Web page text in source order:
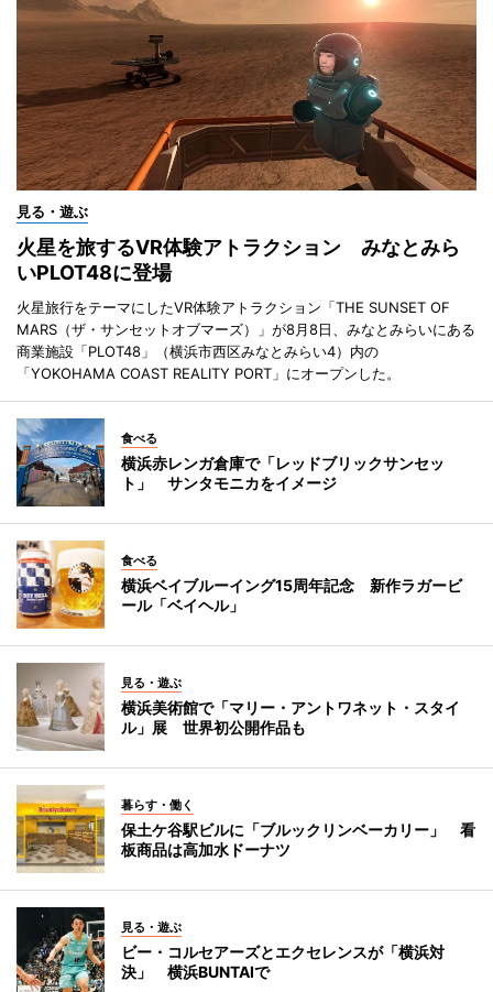
見る・遊ぶ
火星を旅するVR体験アトラクション みなとみら
いPLOT48に登場
火星旅行をテーマにしたVR体験アトラクション「THE SUNSET OF
MARS（ザ・サンセットオブマーズ）」が8月8日、みなとみらいにある
商業施設「PLOT48」（横浜市西区みなとみらい4）内の
「YOKOHAMA COAST REALITY PORT」にオープンした。
食べる
横浜赤レンガ倉庫で「レッドブリックサンセッ
ト」 サンタモニカをイメージ
食べる
横浜ベイブルーイング15周年記念 新作ラガービ
ール「ベイヘル」
見る・遊ぶ
横浜美術館で「マリー・アントワネット・スタイ
ル」展 世界初公開作品も
暮らす・働く
保土ケ谷駅ビルに「ブルックリンベーカリー」 看
板商品は高加水ドーナツ
見る・遊ぶ
ビー・コルセアーズとエクセレンスが「横浜対
決」 横浜BUNTAIで